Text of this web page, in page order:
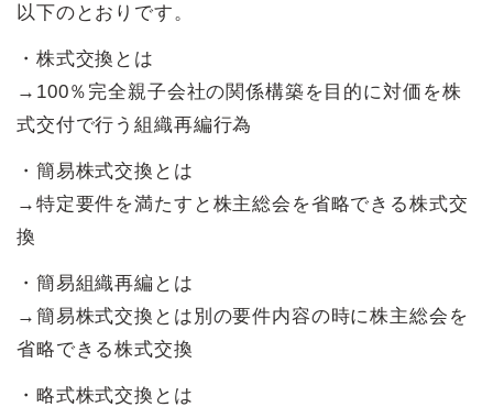
以下のとおりです。
・株式交換とは
→100％完全親子会社の関係構築を目的に対価を株
式交付で行う組織再編行為
・簡易株式交換とは
→特定要件を満たすと株主総会を省略できる株式交
換
・簡易組織再編とは
→簡易株式交換とは別の要件内容の時に株主総会を
省略できる株式交換
・略式株式交換とは